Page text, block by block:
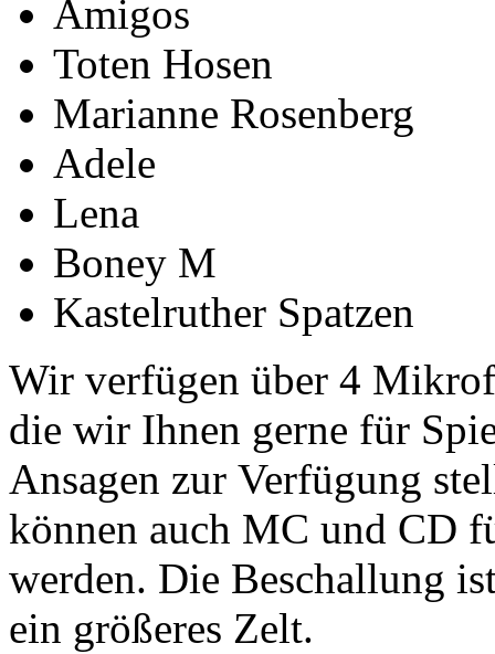
Amigos
Toten Hosen
Marianne Rosenberg
Adele
Lena
Boney M
Kastelruther Spatzen
Wir verfügen über 4
die wir Ihnen gerne für
Ansagen zur Verfügung
können auch MC und CD
werden. Die Beschallung
ein größeres Zelt.